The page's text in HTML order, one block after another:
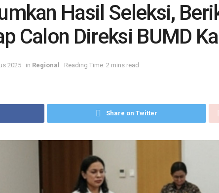
Hasil Seleksi,
Calon Direksi BUMD
2025 in Regional Reading Time: 2 mins read
Share on Twitter